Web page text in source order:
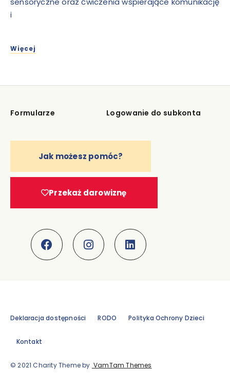
i
Więcej
Formularze Logowanie do subkonta
Jak możesz pomóc?
Przekaż darowiznę
Deklaracja dostępności RODO Polityka Ochrony Dzieci
Kontakt
© 2021 Charity Theme by VamTam Themes